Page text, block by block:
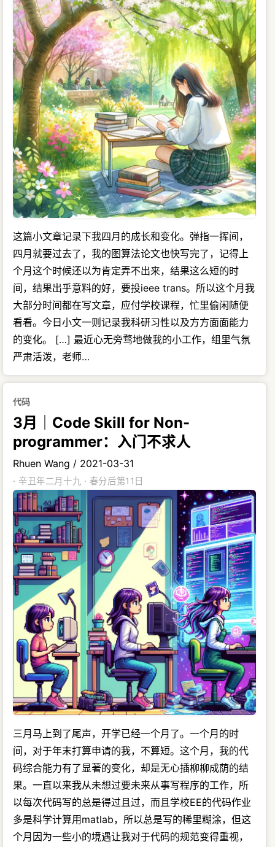
这篇小文章记录下我四月的成长和变化。弹指一挥间，
四月就要过去了，我的图算法论文也快写完了，记得上
个月这个时候还以为肯定弄不出来，结果这么短的时
间，结果出乎意料的好，要投ieee trans。所以这个月我
大部分时间都在写文章，应付学校课程，忙里偷闲随便
看看。今日小文一则记录我科研习性以及方方面面能力
的变化。 […] 最近心无旁骛地做我的小工作，组里气氛
严肃活泼，老师…
代码
3月｜Code Skill for Non-
programmer：入门不求人
Rhuen Wang / 2021-03-31
· 辛丑年二月十九 · 春分后第11日
三月马上到了尾声，开学已经一个月了。一个月的时
间，对于年末打算申请的我，不算短。这个月，我的代
码综合能力有了显著的变化，却是无心插柳柳成荫的结
果。一直以来我从未想过要未来从事写程序的工作，所
以每次代码写的总是得过且过，而且学校EE的代码作业
多是科学计算用matlab，所以总是写的稀里糊涂，但这
个月因为一些小的境遇让我对于代码的规范变得重视，